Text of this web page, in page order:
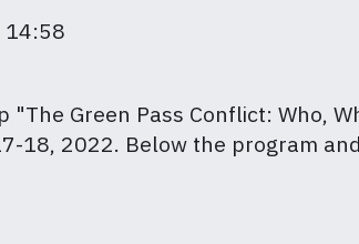
14:58
Green Pass Conflict: Who,
18, 2022. Below the program